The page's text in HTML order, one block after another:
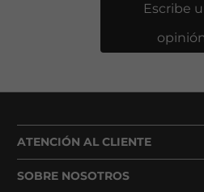
Escribe
ATENCIÓN AL CLIENTE
SOBRE NOSOTROS